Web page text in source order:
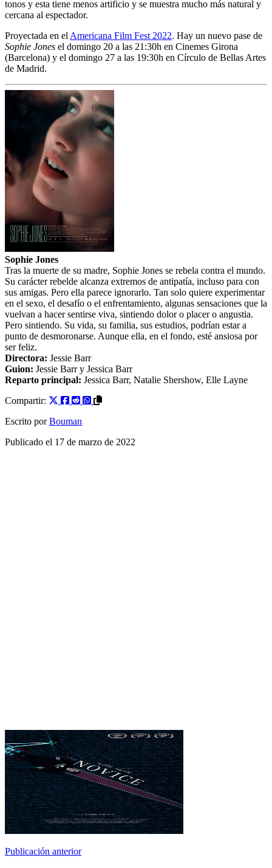
tonos y esta tiene menos artificio y se muestra mucho más natural y
cercana al espectador.
Proyectada en el Americana Film Fest 2022. Hay un nuevo pase de
Sophie Jones el domingo 20 a las 21:30h en Cinemes Girona
(Barcelona) y el domingo 27 a las 19:30h en Círculo de Bellas Artes
de Madrid.
Sophie Jones
Tras la muerte de su madre, Sophie Jones se rebela contra el mundo.
Su carácter rebelde alcanza extremos de antipatía, incluso para con
sus amigas. Pero ella parece ignorarlo. Tan solo quiere experimentar
en el sexo, el desafío o el enfrentamiento, algunas sensaciones que la
vuelvan a hacer sentirse viva, sintiendo dolor o placer o angustia.
Pero sintiendo. Su vida, su familia, sus estudios, podrían estar a
punto de desmoronarse. Aunque ella, en el fondo, esté ansiosa por
ser feliz.
Directora: Jessie Barr
Guion: Jessie Barry Jessica Barr
Reparto principal: Jessica Barr, Natalie Shershow, Elle Layne
Compartir:
Escrito por Bouman
Publicado el 17 de marzo de 2022
Publicación anterior